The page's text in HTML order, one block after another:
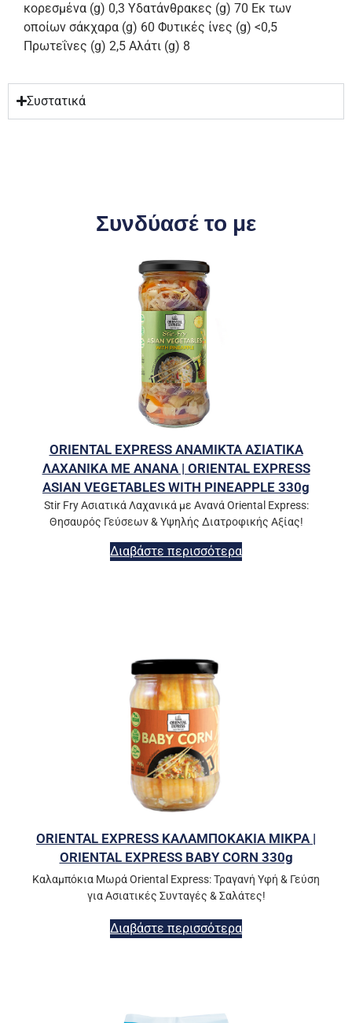
κορεσμένα (g) 0,3 Υδατάνθρακες (g) 70 Εκ των
οποίων σάκχαρα (g) 60 Φυτικές ίνες (g) <0,5
Πρωτεΐνες (g) 2,5 Αλάτι (g) 8
Συστατικά
Συνδύασέ το με
ORIENTAL EXPRESS ΑΝΑΜΙΚΤΑ ΑΣΙΑΤΙΚΑ
ΛΑΧΑΝΙΚΑ ΜΕ ΑΝΑΝΑ | ORIENTAL EXPRESS
ASIAN VEGETABLES WITH PINEAPPLE 330g
Stir Fry Ασιατικά Λαχανικά με Ανανά Oriental Express:
Θησαυρός Γεύσεων & Υψηλής Διατροφικής Αξίας!
Διαβάστε περισσότερα
ORIENTAL EXPRESS ΚΑΛΑΜΠΟΚΑΚΙΑ ΜΙΚΡΑ |
ORIENTAL EXPRESS BABY CORN 330g
Καλαμπόκια Μωρά Oriental Express: Τραγανή Υφή & Γεύση
για Ασιατικές Συνταγές & Σαλάτες!
Διαβάστε περισσότερα